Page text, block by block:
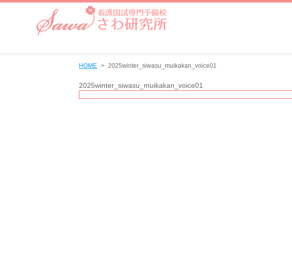
HOME 2025winter_siwasu_muikakan_voice01
2025winter_siwasu_muikakan_voice01